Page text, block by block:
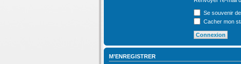
Se souvenir
Cacher mon
M’ENREGISTRER